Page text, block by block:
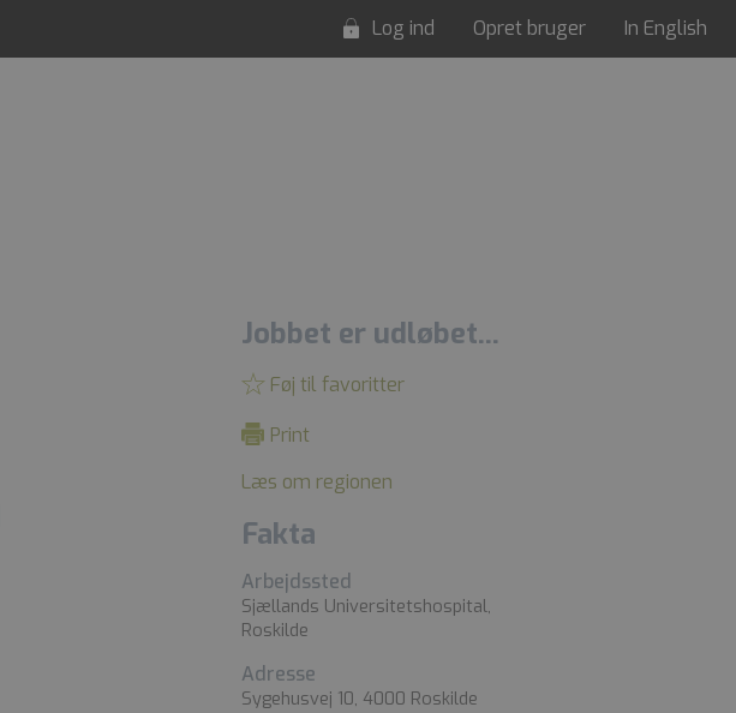
Log ind Opret bruger In English
Jobbet er udløbet...
Føj til favoritter
Print
Læs om regionen
Fakta
Arbejdssted
Sjællands Universitetshospital,
Roskilde
Adresse
Sygehusvej 10, 4000 Roskilde